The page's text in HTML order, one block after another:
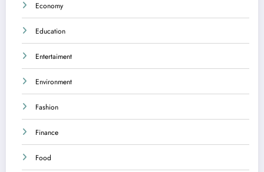
Economy
Education
Entertaiment
Environment
Fashion
Finance
Food